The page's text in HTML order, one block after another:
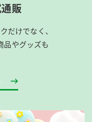
販
だけでなく、
品やグッズも